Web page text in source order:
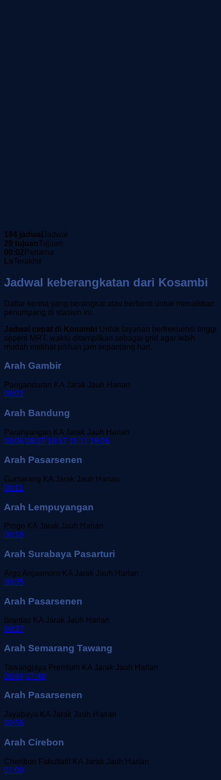
184 jadwal Jadwal
29 tujuanTujuan
00:02 Pertama
LsTerakhir
Jadwal keberangkatan dari Kosambi
Daftar kereta yang berangkat atau berhenti untuk menaikkan
penumpang di stasiun ini.
Jadwal cepat di Kosambi Untuk layanan berfrekuensi tinggi
seperti MRT, waktu ditampilkan sebagai grid agar lebih
mudah melihat pilihan jam sepanjang hari.
Arah Gambir
Pangandaran KA Jarak Jauh Harian
00:02
Arah Bandung
Parahyangan KA Jarak Jauh Harian
00:06 08:27 10:17 11:11 19:26
Arah Pasarsenen
Gumarang KA Jarak Jauh Harian
00:11
Arah Lempuyangan
Progo KA Jarak Jauh Harian
00:18
Arah Surabaya Pasarturi
Argo Anjasmoro KA Jarak Jauh Harian
00:35
Arah Pasarsenen
Brantas KA Jarak Jauh Harian
00:37
Arah Semarang Tawang
Tawangjaya Premium KA Jarak Jauh Harian
00:44 07:48
Arah Pasarsenen
Jayabaya KA Jarak Jauh Harian
00:56
Arah Cirebon
Cheribon Fakultatif KA Jarak Jauh Harian
01:00